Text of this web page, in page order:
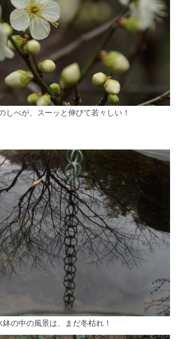
しべが、スーッと伸びて若々しい！
の中の風景は、まだ冬枯れ！